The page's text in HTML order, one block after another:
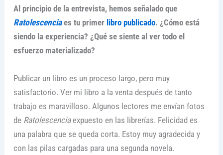
Al principio de la entrevista, hemos señalado que
Ratolescenciaes tu primer libro publicado. ¿Cómo está
siendo la experiencia? ¿Qué se siente al ver todo el
esfuerzo materializado?
Publicar un libro es un proceso largo, pero muy
satisfactorio. Ver mi libro a la venta después de tanto
trabajo es maravilloso. Algunos lectores me envían fotos
de Ratolescenciaexpuesto en las librerías. Felicidad es
una palabra que se queda corta. Estoy muy agradecida y
con las pilas cargadas para una segunda novela.